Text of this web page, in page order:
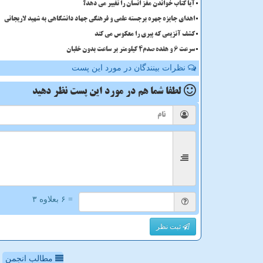
آیا کتاب خواندن مغز انسان را تغییر می دهد؟
اهدای جایزه چهره برجسته علمی و فرهنگی جهاد دانشگاهی به شهید لاریجانی
کشف آنزیمی که پیری را معکوس می کند
سرعت 6 و هفده صدم4 کیلومتر بر ساعت بدون خلبان
نظرات بینندگان در مورد این پست
لطفا شما هم در مورد این پست نظر دهید
= ۶ بعلاوه ۳
ثبت نظر
مطالب انجمن